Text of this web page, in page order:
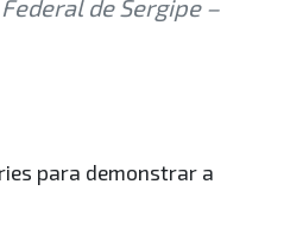
de Sergipe –
para demonstrar a